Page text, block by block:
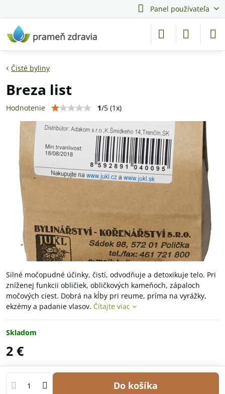
Panel používateľa
Čisté byliny
Breza list
Hodnotenie 1/5 (1x)
Silné močopudné účinky, čistí, odvodňuje a detoxikuje telo. Pri
zníženej funkcii obličiek, obličkových kameňoch, zápaloch
močových ciest. Dobrá na kĺby pri reume, príma na vyrážky,
ekzémy a padanie vlasov. Čítajte viac
Skladom
2 €
Do košíka